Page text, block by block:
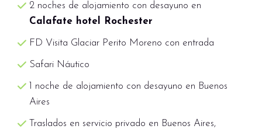
2 noches de alojamiento con desayuno en
Calafate hotel Rochester
FD Visita Glaciar Perito Moreno con entrada
Safari Náutico
1 noche de alojamiento con desayuno en Buenos
Aires
Traslados en servicio privado en Buenos Aires,